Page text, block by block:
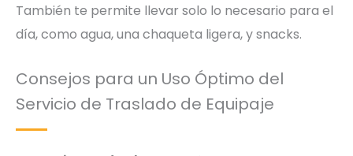
También te permite llevar solo lo necesario para el
día, como agua, una chaqueta ligera, y snacks.
Consejos para un Uso Óptimo del
Servicio de Traslado de Equipaje